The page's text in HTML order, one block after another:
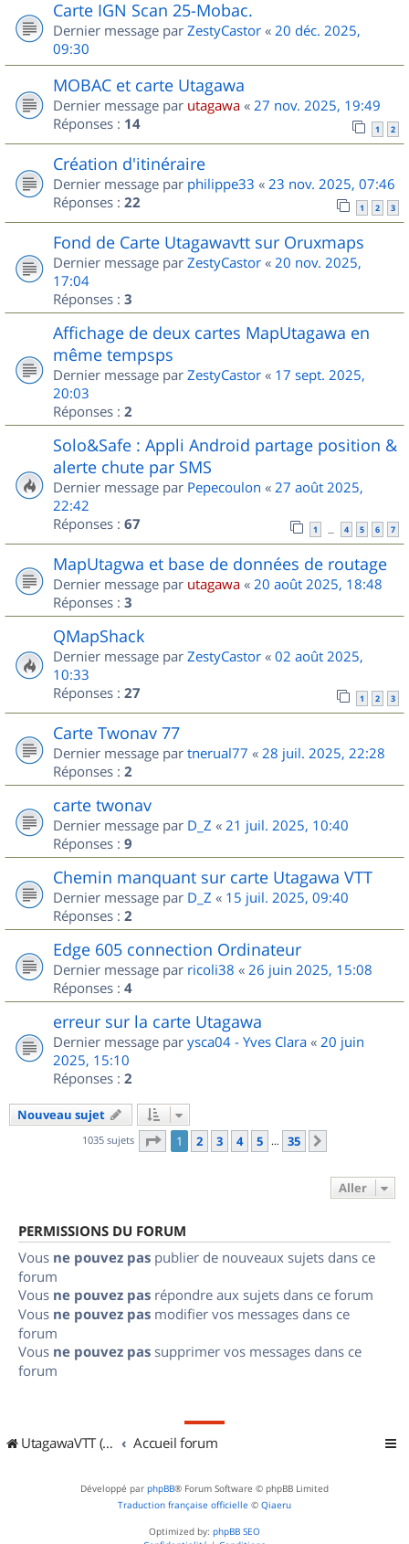
Carte IGN Scan 25-Mobac.
Dernier message par ZestyCastor « 20 déc. 2025,
09:30
MOBAC et carte Utagawa
Dernier message par utagawa « 27 nov. 2025, 19:49
Réponses : 14 1 2
Création d'itinéraire
Dernier message par philippe33 « 23 nov. 2025, 07:46
Réponses : 22 1 2 3
Fond de Carte Utagawavtt sur Oruxmaps
Dernier message par ZestyCastor « 20 nov. 2025,
17:04
Réponses : 3
Affichage de deux cartes MapUtagawa en
même tempsps
Dernier message par ZestyCastor « 17 sept. 2025,
20:03
Réponses : 2
Solo&Safe : Appli Android partage position &
alerte chute par SMS
Dernier message par Pepecoulon « 27 août 2025,
22:42
Réponses : 67 1 … 4 5 6 7
MapUtagwa et base de données de routage
Dernier message par utagawa « 20 août 2025, 18:48
Réponses : 3
QMapShack
Dernier message par ZestyCastor « 02 août 2025,
10:33
Réponses : 27 1 2 3
Carte Twonav 77
Dernier message par tnerual77 « 28 juil. 2025, 22:28
Réponses : 2
carte twonav
Dernier message par D_Z « 21 juil. 2025, 10:40
Réponses : 9
Chemin manquant sur carte Utagawa VTT
Dernier message par D_Z « 15 juil. 2025, 09:40
Réponses : 2
Edge 605 connection Ordinateur
Dernier message par ricoli38 « 26 juin 2025, 15:08
Réponses : 4
erreur sur la carte Utagawa
Dernier message par ysca04 - Yves Clara « 20 juin
2025, 15:10
Réponses : 2
Nouveau sujet
1035 sujets Page 1sur
1 2 3 4 5 … 35
Aller
PERMISSIONS DU FORUM
Vous ne pouvez pas publier de nouveaux sujets dans ce
forum
Vous ne pouvez pas répondre aux sujets dans ce forum
Vous ne pouvez pas modifier vos messages dans ce
forum
Vous ne pouvez pas supprimer vos messages dans ce
forum
UtagawaVTT (Randos VTT et VTTAE avec traces GPS) Accueil forum
Développé par phpBB® Forum Software © phpBB Limited
Traduction française officielle © Qiaeru
Optimized by: phpBB SEO